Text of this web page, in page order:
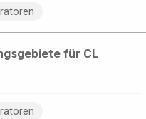
für CL